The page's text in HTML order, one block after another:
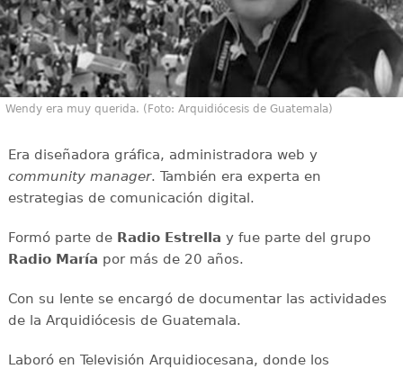
Wendy era muy querida. (Foto: Arquidiócesis de Guatemala)
Era diseñadora gráfica, administradora web y
community manager. También era experta en
estrategias de comunicación digital.
Formó parte de Radio Estrella y fue parte del grupo
Radio María por más de 20 años.
Con su lente se encargó de documentar las actividades
de la Arquidiócesis de Guatemala.
Laboró en Televisión Arquidiocesana, donde los